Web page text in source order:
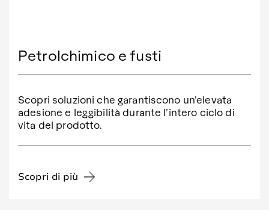
Petrolchimico e fusti
Scopri soluzioni che garantiscono un’elevata
adesione e leggibilità durante l’intero ciclo di
vita del prodotto.
Scopri di più